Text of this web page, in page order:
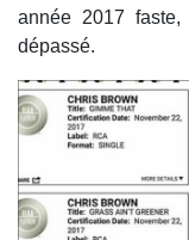
année 2017
dépassé.